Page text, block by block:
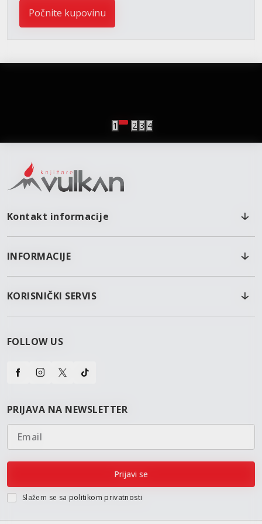
Počnite kupovinu
1 2 3 4
Kontakt informacije
INFORMACIJE
KORISNIČKI SERVIS
FOLLOW US
PRIJAVA NA NEWSLETTER
Email
Prijavi se
Slažem se sa politikom privatnosti